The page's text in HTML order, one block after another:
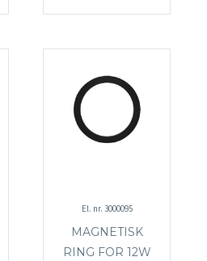
El. nr. 3000095
MAGNETISK
RING FOR 12W